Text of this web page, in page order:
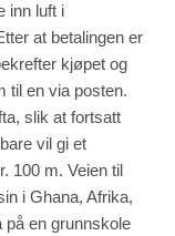
inn luft i
at betalingen er
kjøpet og
til en via posten.
slik at fortsatt
vil gi et
100 m. Veien til
i Ghana, Afrika,
på en grunnskole